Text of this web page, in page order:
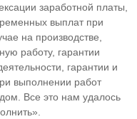
заработной платы,
выплат при
на производстве,
работу, гарантии
гарантии и
выполнении работ
Все это нам удалось